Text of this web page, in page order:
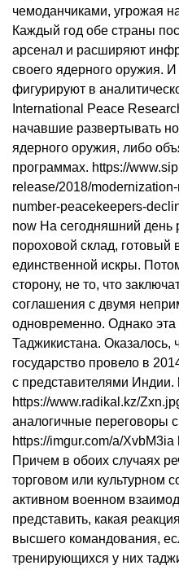
чемоданчиками, угрожая
Каждый год обе страны
арсенал и расширяют
своего ядерного оружия.
фигурируют в
International Peace
начавшие развертывать
ядерного оружия, либо
программах. https://
release/2018/
number-peacekeepers-
now На сегодняшний день
пороховой склад, готовый
единственной искры.
сторону, не то, что
соглашения с двумя
одновременно. Однако эта
Таджикистана. Оказалось,
государство провело в
с представителями Индии.
https://www.radikal.kz/
аналогичные переговоры с
https://imgur.com/a/
Причем в обоих случаях
торговом или культурном
активном военном
представить, какая
высшего командования,
тренирующихся у них